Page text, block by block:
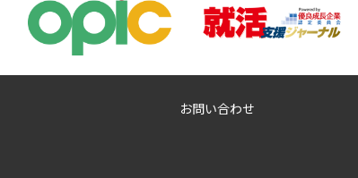
お問い合わせ